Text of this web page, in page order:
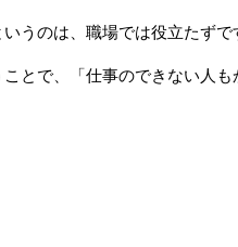
うのは、職場では役立たず
とで、「仕事のできない人